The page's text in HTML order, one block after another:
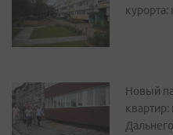
Новый
квартир: